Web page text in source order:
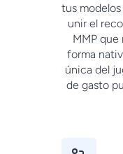
tus
unir el
MMP
forma
única del
de gasto